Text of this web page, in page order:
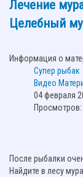
Лечение
Целебный
Информация о
Супер рыбак
Видео
04 февраля
Просмотров:
После рыбалки
Найдите в лесу